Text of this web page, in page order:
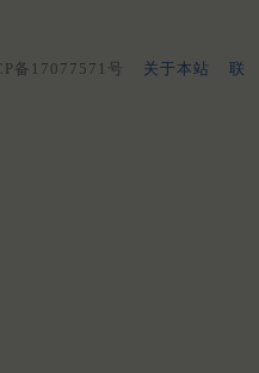
备17077571号 关于本站
联